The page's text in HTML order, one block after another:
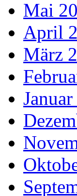
Mai
April
März